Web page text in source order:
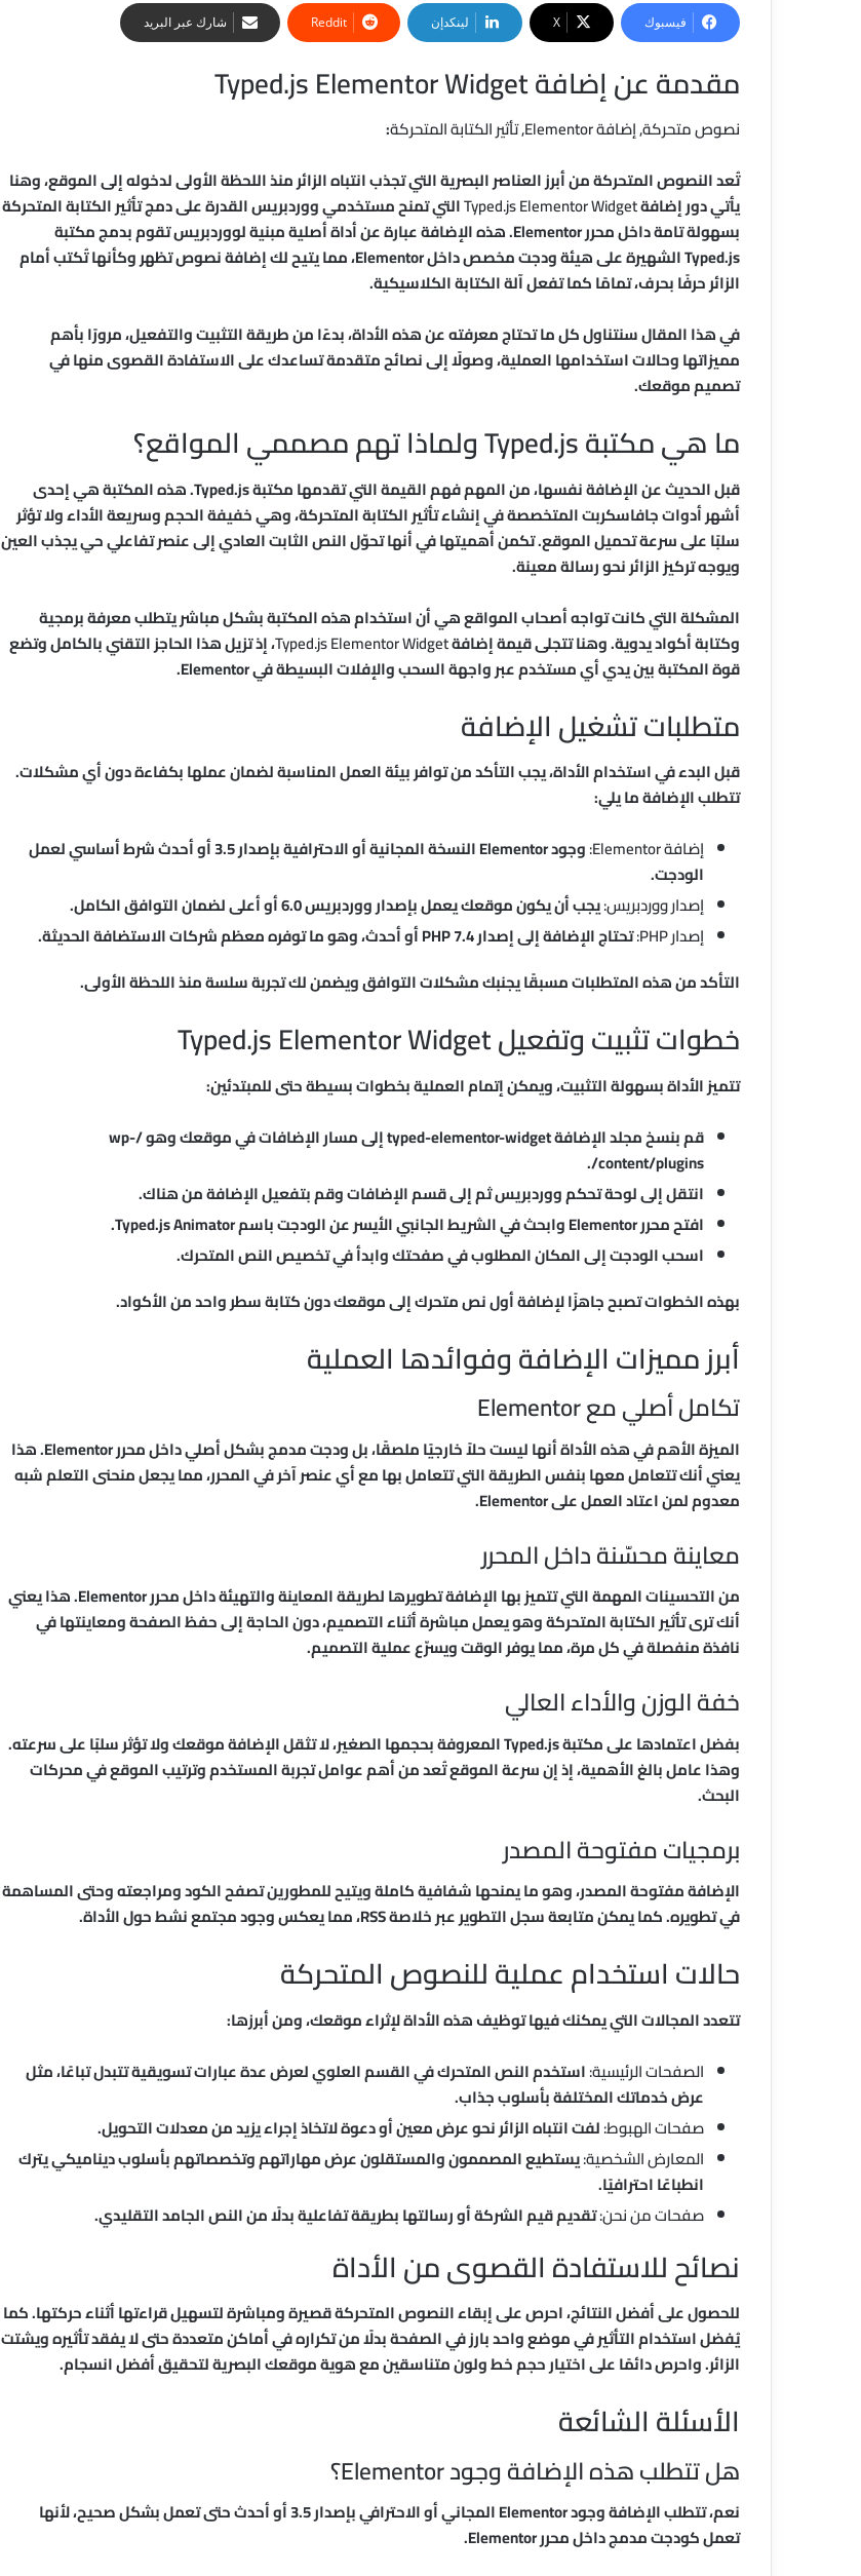
فيسبوك ‫X لينكدإن شارك عبر البريد
مقدمة عن إضافة Typed.js Elementor Widget
نصوص متحركة, إضافة Elementor, تأثير الكتابة المتحركة
:
تُعد النصوص المتحركة من أبرز العناصر البصرية التي تجذب انتباه الزائر منذ اللحظة الأولى لدخوله إلى الموقع، وهنا
يأتي دور إضافةTyped.js Elementor Widgetالتي تمنح مستخدمي ووردبريس القدرة على دمج تأثير الكتابة المتحركة
بسهولة تامة داخل محرر Elementor. هذه الإضافة عبارة عن أداة أصلية مبنية لووردبريس تقوم بدمج مكتبة
Typed.js الشهيرة على هيئة ودجت مخصص داخل Elementor، مما يتيح لك إضافة نصوص تظهر وكأنها تُكتب أمام
الزائر حرفًا بحرف، تمامًا كما تفعل آلة الكتابة الكلاسيكية.
في هذا المقال سنتناول كل ما تحتاج معرفته عن هذه الأداة، بدءًا من طريقة التثبيت والتفعيل، مرورًا بأهم
مميزاتها وحالات استخدامها العملية، وصولًا إلى نصائح متقدمة تساعدك على الاستفادة القصوى منها في
تصميم موقعك.
ما هي مكتبة Typed.js ولماذا تهم مصممي المواقع؟
قبل الحديث عن الإضافة نفسها، من المهم فهم القيمة التي تقدمها مكتبة Typed.js. هذه المكتبة هي إحدى
أشهر أدوات جافاسكربت المتخصصة في إنشاء تأثير الكتابة المتحركة، وهي خفيفة الحجم وسريعة الأداء ولا تؤثر
سلبًا على سرعة تحميل الموقع. تكمن أهميتها في أنها تحوّل النص الثابت العادي إلى عنصر تفاعلي حي يجذب العين
ويوجه تركيز الزائر نحو رسالة معينة.
المشكلة التي كانت تواجه أصحاب المواقع هي أن استخدام هذه المكتبة بشكل مباشر يتطلب معرفة برمجية
وكتابة أكواد يدوية. وهنا تتجلى قيمة إضافةTyped.js Elementor Widget، إذ تزيل هذا الحاجز التقني بالكامل وتضع
قوة المكتبة بين يدي أي مستخدم عبر واجهة السحب والإفلات البسيطة في Elementor.
متطلبات تشغيل الإضافة
قبل البدء في استخدام الأداة، يجب التأكد من توافر بيئة العمل المناسبة لضمان عملها بكفاءة دون أي مشكلات.
تتطلب الإضافة ما يلي:
إضافة Elementor:
وجود Elementor النسخة المجانية أو الاحترافية بإصدار 3.5 أو أحدث شرط أساسي لعمل
الودجت.
إصدار ووردبريس:يجب أن يكون موقعك يعمل بإصدار ووردبريس 6.0 أو أعلى لضمان التوافق الكامل.
إصدار PHP:
تحتاج الإضافة إلى إصدار PHP 7.4 أو أحدث، وهو ما توفره معظم شركات الاستضافة الحديثة.
التأكد من هذه المتطلبات مسبقًا يجنبك مشكلات التوافق ويضمن لك تجربة سلسة منذ اللحظة الأولى.
خطوات تثبيت وتفعيل Typed.js Elementor Widget
تتميز الأداة بسهولة التثبيت، ويمكن إتمام العملية بخطوات بسيطة حتى للمبتدئين:
قم بنسخ مجلد الإضافة typed-elementor-widget إلى مسار الإضافات في موقعك وهو /wp-
content/plugins/.
انتقل إلى لوحة تحكم ووردبريس ثم إلى قسم الإضافات وقم بتفعيل الإضافة من هناك.
افتح محرر Elementor وابحث في الشريط الجانبي الأيسر عن الودجت باسم Typed.js Animator.
اسحب الودجت إلى المكان المطلوب في صفحتك وابدأ في تخصيص النص المتحرك.
بهذه الخطوات تصبح جاهزًا لإضافة أول نص متحرك إلى موقعك دون كتابة سطر واحد من الأكواد.
أبرز مميزات الإضافة وفوائدها العملية
تكامل أصلي مع Elementor
الميزة الأهم في هذه الأداة أنها ليست حلاً خارجيًا ملصقًا، بل ودجت مدمج بشكل أصلي داخل محرر Elementor. هذا
يعني أنك تتعامل معها بنفس الطريقة التي تتعامل بها مع أي عنصر آخر في المحرر، مما يجعل منحنى التعلم شبه
معدوم لمن اعتاد العمل على Elementor.
معاينة محسّنة داخل المحرر
من التحسينات المهمة التي تتميز بها الإضافة تطويرها لطريقة المعاينة والتهيئة داخل محرر Elementor. هذا يعني
أنك ترى تأثير الكتابة المتحركة وهو يعمل مباشرة أثناء التصميم، دون الحاجة إلى حفظ الصفحة ومعاينتها في
نافذة منفصلة في كل مرة، مما يوفر الوقت ويسرّع عملية التصميم.
خفة الوزن والأداء العالي
بفضل اعتمادها على مكتبة Typed.js المعروفة بحجمها الصغير، لا تثقل الإضافة موقعك ولا تؤثر سلبًا على سرعته.
وهذا عامل بالغ الأهمية، إذ إن سرعة الموقع تُعد من أهم عوامل تجربة المستخدم وترتيب الموقع في محركات
البحث.
برمجيات مفتوحة المصدر
الإضافة مفتوحة المصدر، وهو ما يمنحها شفافية كاملة ويتيح للمطورين تصفح الكود ومراجعته وحتى المساهمة
في تطويره. كما يمكن متابعة سجل التطوير عبر خلاصة RSS، مما يعكس وجود مجتمع نشط حول الأداة.
حالات استخدام عملية للنصوص المتحركة
تتعدد المجالات التي يمكنك فيها توظيف هذه الأداة لإثراء موقعك، ومن أبرزها:
الصفحات الرئيسية:استخدم النص المتحرك في القسم العلوي لعرض عدة عبارات تسويقية تتبدل تباعًا، مثل
عرض خدماتك المختلفة بأسلوب جذاب.
صفحات الهبوط:لفت انتباه الزائر نحو عرض معين أو دعوة لاتخاذ إجراء يزيد من معدلات التحويل.
المعارض الشخصية:يستطيع المصممون والمستقلون عرض مهاراتهم وتخصصاتهم بأسلوب ديناميكي يترك
انطباعًا احترافيًا.
صفحات من نحن:تقديم قيم الشركة أو رسالتها بطريقة تفاعلية بدلًا من النص الجامد التقليدي.
نصائح للاستفادة القصوى من الأداة
للحصول على أفضل النتائج، احرص على إبقاء النصوص المتحركة قصيرة ومباشرة لتسهيل قراءتها أثناء حركتها. كما
يُفضل استخدام التأثير في موضع واحد بارز في الصفحة بدلًا من تكراره في أماكن متعددة حتى لا يفقد تأثيره ويشتت
الزائر. واحرص دائمًا على اختيار حجم خط ولون متناسقين مع هوية موقعك البصرية لتحقيق أفضل انسجام.
الأسئلة الشائعة
هل تتطلب هذه الإضافة وجود Elementor؟
نعم، تتطلب الإضافة وجود Elementor المجاني أو الاحترافي بإصدار 3.5 أو أحدث حتى تعمل بشكل صحيح، لأنها
تعمل كودجت مدمج داخل محرر Elementor.